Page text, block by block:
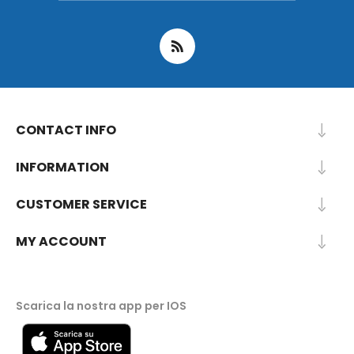
CONTACT INFO
INFORMATION
CUSTOMER SERVICE
MY ACCOUNT
Scarica la nostra app per IOS